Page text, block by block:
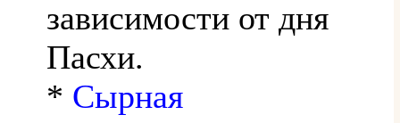
зависимости от дня
Пасхи.
* Сырная